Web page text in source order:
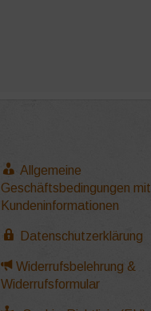
Allgemeine
Geschäftsbedingungen mit
Kundeninformationen
Datenschutzerklärung
Widerrufsbelehrung &
Widerrufsformular